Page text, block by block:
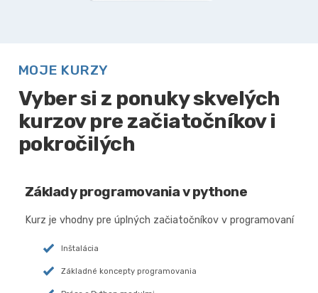
MOJE KURZY
Vyber si z ponuky skvelých
kurzov pre začiatočníkov i
pokročilých
Základy programovania v pythone
Kurz je vhodny pre úplných začiatočníkov v programovaní
Inštalácia
Základné koncepty programovania